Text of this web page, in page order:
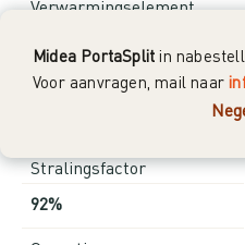
Midea PortaSplit in
Voor aanvragen, mail naar
Verwarmingselement
Maximale hoogte
Stralingsfactor
92%